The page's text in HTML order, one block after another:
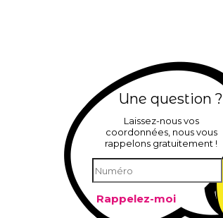
Une question ?
Laissez-nous vos
coordonnées, nous vous
rappelons gratuitement !